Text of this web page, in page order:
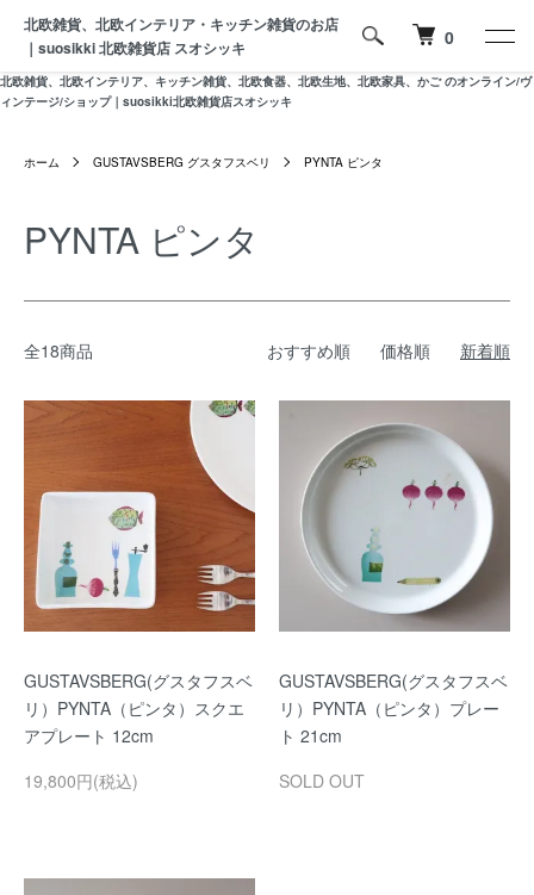
北欧雑貨、北欧インテリア、キッチン雑貨、北欧食器、北欧生地、北欧家具、かご のオンライン/ヴ
ィンテージ/ショップ｜suosikki北欧雑貨店スオシッキ
北欧雑貨、北欧インテリア・キッチン雑貨のお店
｜suosikki 北欧雑貨店 スオシッキ
0
ホーム GUSTAVSBERG グスタフスベリ PYNTA ピンタ
PYNTA ピンタ
全18商品 おすすめ順 価格順 新着順
GUSTAVSBERG(グスタフスベ
リ）PYNTA（ピンタ）スクエ
アプレート 12cm
19,800円(税込)
GUSTAVSBERG(グスタフスベ
リ）PYNTA（ピンタ）プレー
ト 21cm
SOLD OUT